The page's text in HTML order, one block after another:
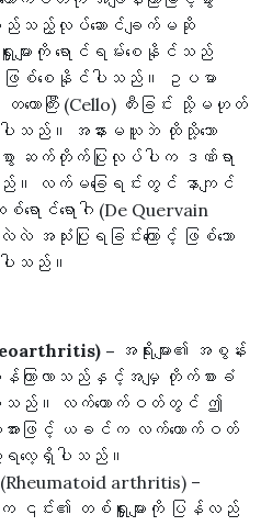
သည့်လုပ်ဆောင်ချက်မဆို
ားကို ရောင်ရမ်းစေနိုင်သည်
ဖြစ်စေနိုင်ပါသည်။ ဥပမာ
၊ တယောကြီး (Cello) တီးခြင်း သို့မဟုတ်
သည်။ အနားမယူဘဲ ထိုသို့သော
င့်စွာ ဆက်တိုက်ပြုလုပ်ပါက ဒဏ်ရာ
ည်။ လက်မခြေရင်းတွင် နာကျင်
ောင်ရောဂါ (De Quervain
းပြုရခြင်းကြောင့် ဖြစ်သော
ါသည်။
– အရိုးများ၏ အစွန်း
ျိန်ကြာလာသည်နှင့်အမျှ တိုက်စားခံ
ပါသည်။ လက်ကောက်ဝတ်တွင် ဤ
ျားသောအားဖြင့် ယခင်က လက်ကောက်ဝတ်
ရလေ့ရှိပါသည်။
arthritis) –
င်း၏ တစ်ရှူးများကို ပြန်လည်